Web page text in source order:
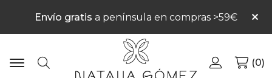
Envío gratis a península en compras >59€
Buscar
0